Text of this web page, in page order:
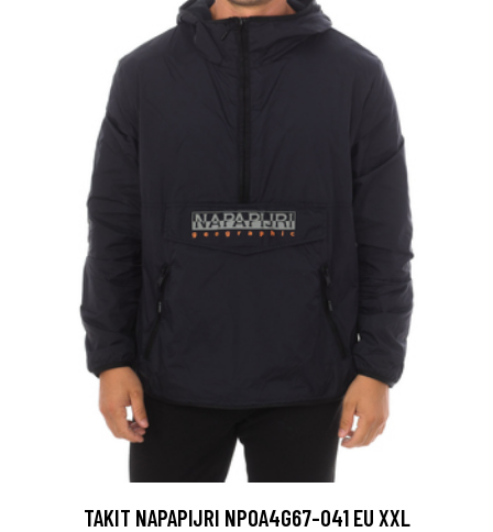
TAKIT NAPAPIJRI NP0A4G67-041 EU XXL